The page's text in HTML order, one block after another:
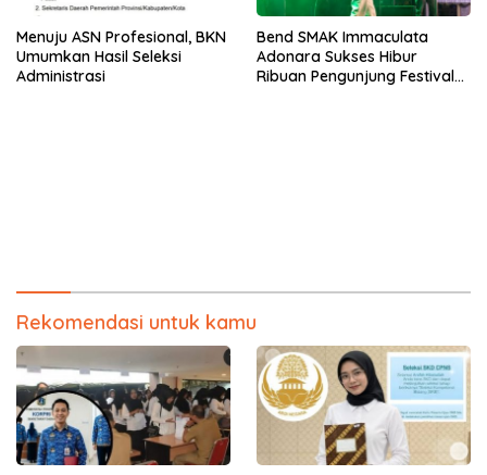
Menuju ASN Profesional, BKN
Umumkan Hasil Seleksi
Administrasi
Bend SMAK Immaculata
Adonara Sukses Hibur
Ribuan Pengunjung Festival
Rekomendasi untuk kamu